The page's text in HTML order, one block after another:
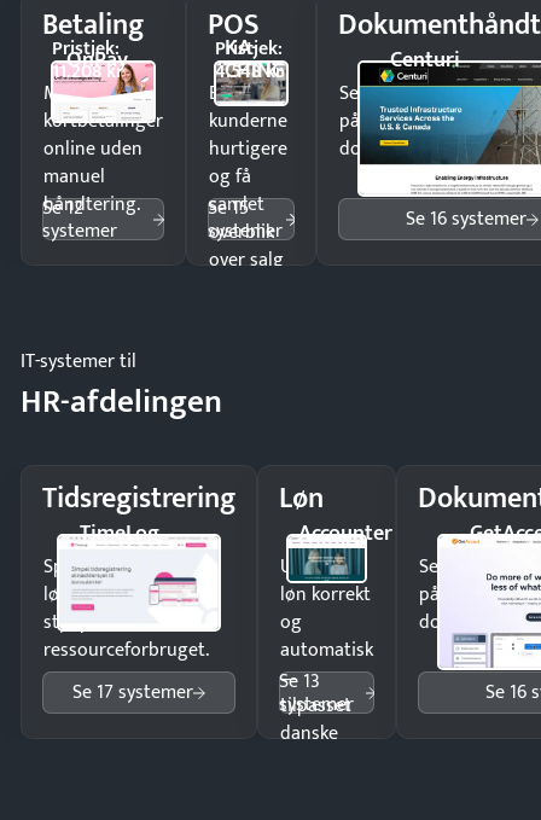
Betaling
OnPay
Pristjek:
11.208 kr
Modtag
kortbetalinger
online uden
manuel
håndtering.
Se 12
systemer
POS
KA-
CHING
Pristjek:
4.548 kr
Ekspedér
kunderne
hurtigere
og få
samlet
overblik
over salg
Se 15
systemer
Centuri
Send kontrakter til
på minutter og mist
dokumenter.
Se 16 systemer
IT-systemer til
HR-afdelingen
Tidsregistrering
TimeLog
Spar tid på
lønberegning og få
styr på
ressourceforbruget.
Se 17 systemer
Løn
Accounter
Udbetal
løn korrekt
og
automatisk
—
tilpasset
danske
Se 13
systemer
Send
på minutter
dokumenter.
Se 16